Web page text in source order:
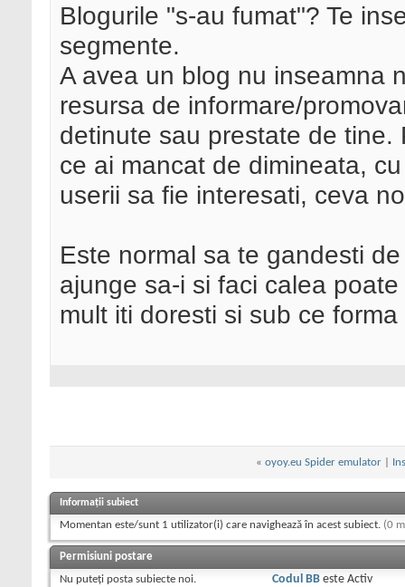
Blogurile "s-au fumat"? Te
segmente.
A avea un blog nu inseamna
resursa de informare/
detinute sau prestate de
ce ai mancat de dimineata,
userii sa fie interesati, ceva
Este normal sa te gandesti
ajunge sa-i si faci calea
mult iti doresti si sub ce
« oyoy.eu Spider emulator|
Informații subiect
Momentan este/sunt 1 utilizator(i) care navighează în acest subiect. (0
Permisiuni postare
Nu puteţi posta subiecte noi.
Codul BBeste Activ